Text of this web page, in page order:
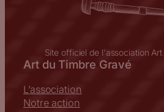
Site officiel de l'association
Art du Timbre Gravé
L’association
Notre action